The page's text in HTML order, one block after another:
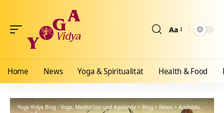
Aa
Home News Yoga & Spiritualität Health & Food
Yoga Vidya Blog - Yoga, Meditation und Ayurveda>Blog>News>Ausbildungen >